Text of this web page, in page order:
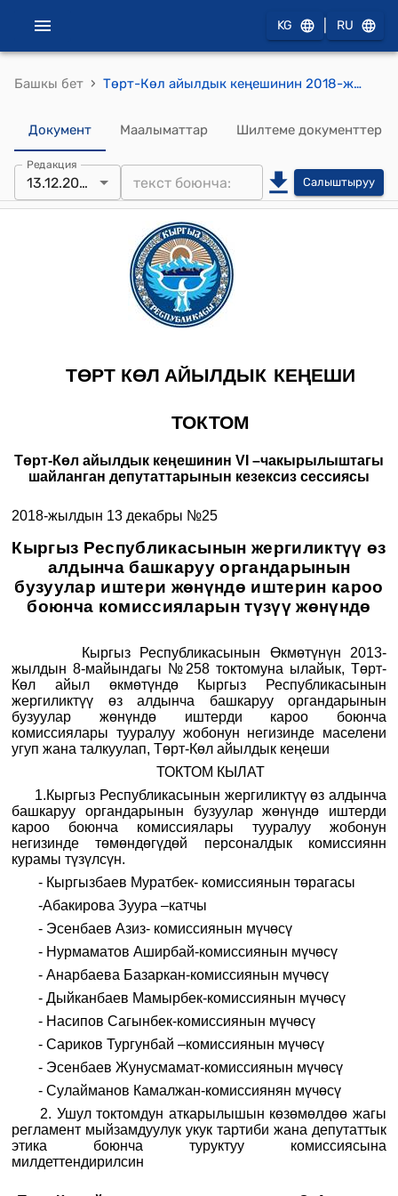
KG RU
Башкы бет › Төрт-Көл айылдык кеңешинин 2018-жылдын 13 декабрындагы №25 "Кыргыз Республикасынын жергиликтүү өз алдынча башкаруу органдарынын бузуулар иштери жөнүндө иштерин кароо боюнча комиссияларын түзүү жөнүндө"токтому
Документ Маалыматтар Шилтеме документтер
Редакция
13.12.2018 Салыштыруу